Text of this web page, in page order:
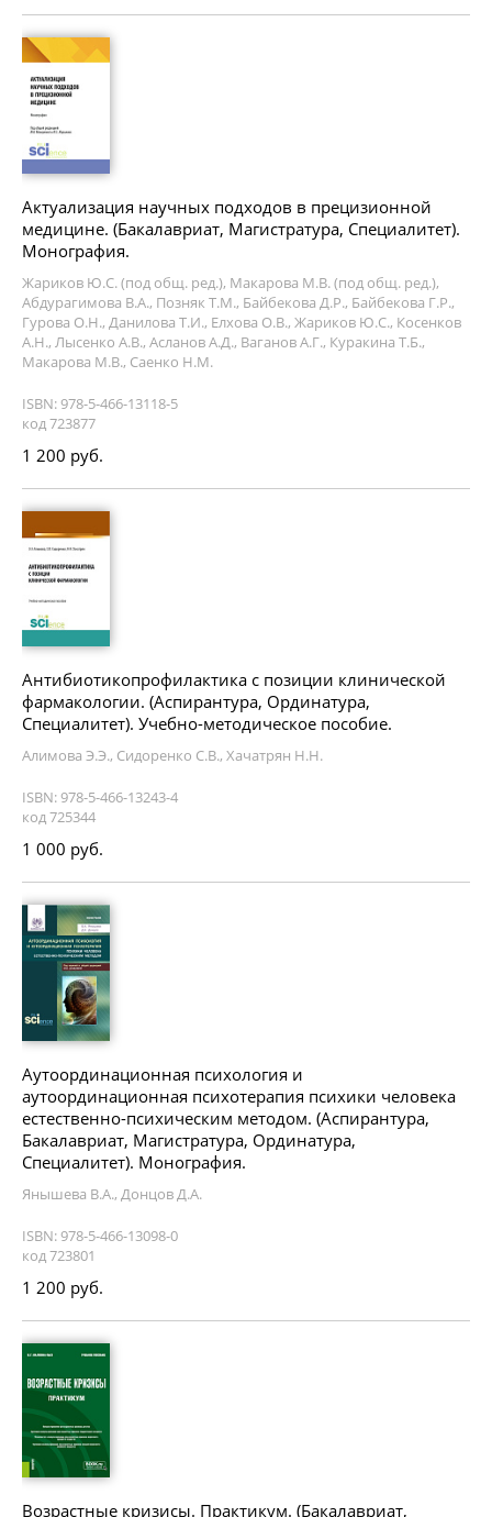
Актуализация научных подходов в прецизионной
медицине. (Бакалавриат, Магистратура, Специалитет).
Монография.
Жариков Ю.С. (под общ. ред.), Макарова М.В. (под общ. ред.),
Абдурагимова В.А., Позняк Т.М., Байбекова Д.Р., Байбекова Г.Р.,
Гурова О.Н., Данилова Т.И., Елхова О.В., Жариков Ю.С., Косенков
А.Н., Лысенко А.В., Асланов А.Д., Ваганов А.Г., Куракина Т.Б.,
Макарова М.В., Саенко Н.М.
ISBN: 978-5-466-13118-5
код 723877
1 200 руб.
Антибиотикопрофилактика с позиции клинической
фармакологии. (Аспирантура, Ординатура,
Специалитет). Учебно-методическое пособие.
Алимова Э.Э., Сидоренко С.В., Хачатрян Н.Н.
ISBN: 978-5-466-13243-4
код 725344
1 000 руб.
Аутоординационная психология и
аутоординационная психотерапия психики человека
естественно-психическим методом. (Аспирантура,
Бакалавриат, Магистратура, Ординатура,
Специалитет). Монография.
Янышева В.А., Донцов Д.А.
ISBN: 978-5-466-13098-0
код 723801
1 200 руб.
Возрастные кризисы. Практикум. (Бакалавриат,